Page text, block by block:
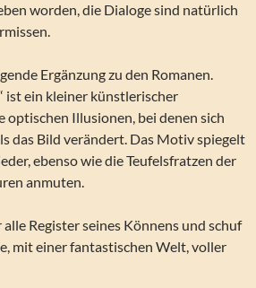
worden, die Dialoge sind natürlich
Ergänzung zu den Romanen.
ist ein kleiner künstlerischer
Illusionen, bei denen sich
das Bild verändert. Das Motiv spiegelt
ebenso wie die Teufelsfratzen der
anmuten.
Register seines Könnens und schuf
mit einer fantastischen Welt, voller